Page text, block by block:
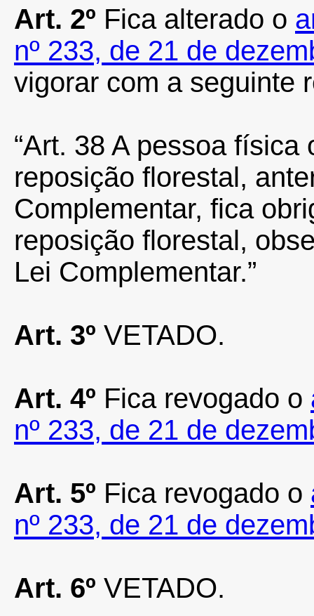
Art. 2º Fica alterado o
nº 233, de 21 de
vigorar com a seguinte
“Art. 38 A pessoa
reposição florestal,
Complementar, fica
reposição florestal,
Lei Complementar.”
Art. 3º VETADO.
Art. 4º Fica revogado o
nº 233, de 21 de
Art. 5º Fica revogado o
nº 233, de 21 de
Art. 6º VETADO.